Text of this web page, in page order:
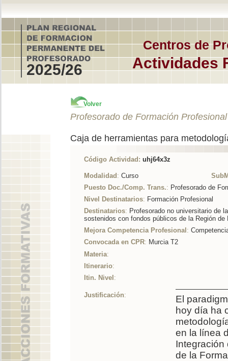
Centros de
Actividades
2025/26
Volver
Profesorado de Formación Profesional
Caja de herramientas para
Código Actividad: uhj64x3z
Modalidad : Curso
Puesto Doc./Comp. Trans.: Profesorado de
Nivel Destinatarios: Formación Profesional
Destinatarios: Profesorado no universitario de
sostenidos con fondos públicos de la Región
Mejora Competencia Profesional :
Convocada en CPR: Murcia T2
Materia:
Itinerario:
Itin. Nivel :
Justificación:
El
hoy día ha
en la línea
Integración
de la